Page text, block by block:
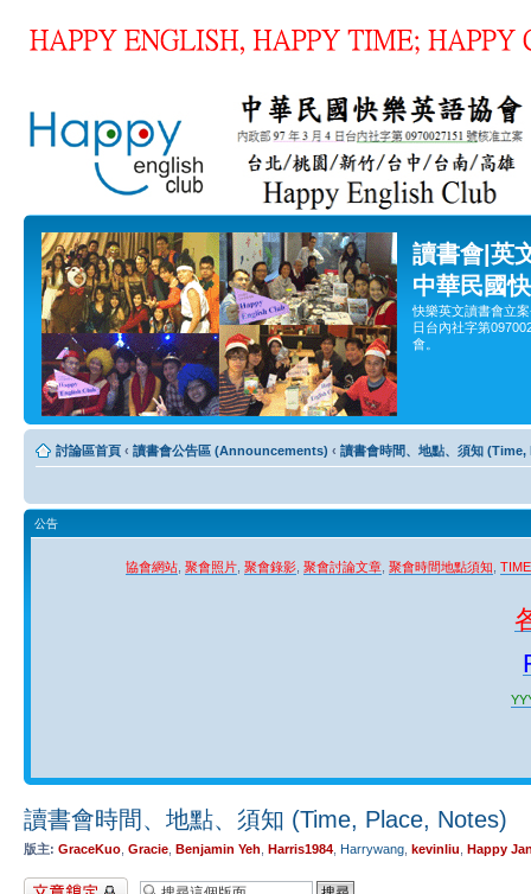
讀書會|英
中華民國
快樂英文讀書會立
日台內社字第
會。
討論區首頁 ‹ 讀書會公告區 (Announcements) ‹ 讀書會時間、地點、須知
公告
協會網站 聚會照片 聚會錄影 聚會討論文章 聚會時間地點須知
讀書會時間、地點、須知 (Time, Place, Notes)
版主: GraceKuo Gracie Benjamin Yeh Harris1984 Harrywang kevinliu Happy
版面鎖定